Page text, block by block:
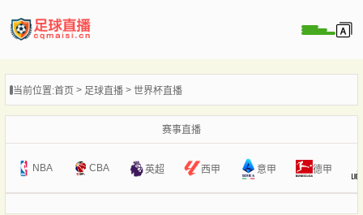
播
像
闻
当前位置:首页 足球直播 世界杯直播
赛事直播
NBA CBA 英超 西甲 意甲 德甲